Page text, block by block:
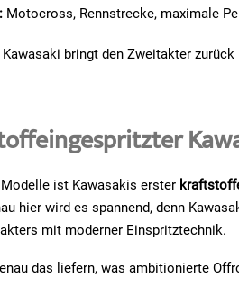
Motocross, Rennstrecke, maximale
bringt den Zweitakter
ist Kawasakis erster
hier wird es spannend, denn
mit moderner Einspritztechnik.
das liefern, was ambitionierte